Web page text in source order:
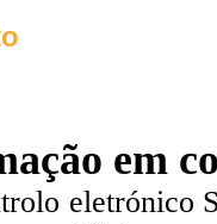
em
eletrónico